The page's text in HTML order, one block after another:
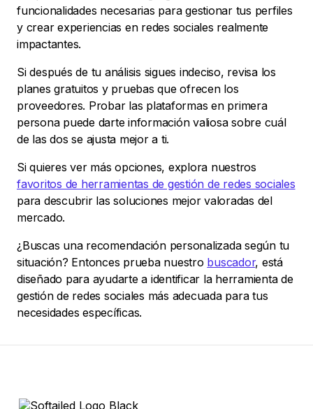
funcionalidades necesarias para gestionar tus perfiles
y crear experiencias en redes sociales realmente
impactantes.
Si después de tu análisis sigues indeciso, revisa los
planes gratuitos y pruebas que ofrecen los
proveedores. Probar las plataformas en primera
persona puede darte información valiosa sobre cuál
de las dos se ajusta mejor a ti.
Si quieres ver más opciones, explora nuestros
favoritos de herramientas de gestión de redes sociales
para descubrir las soluciones mejor valoradas del
mercado.
¿Buscas una recomendación personalizada según tu
situación? Entonces prueba nuestro buscador, está
diseñado para ayudarte a identificar la herramienta de
gestión de redes sociales más adecuada para tus
necesidades específicas.